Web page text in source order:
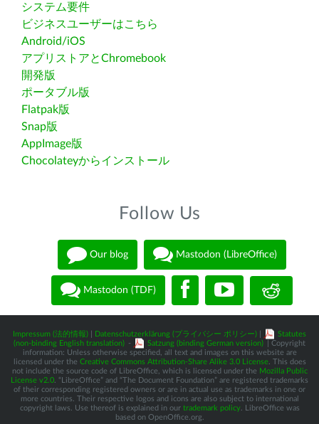
システム要件
ビジネスユーザーはこちら
Android/iOS
アプリストアとChromebook
開発版
ポータブル版
Flatpak版
Snap版
AppImage版
Chocolateyからインストール
Follow Us
Our blog Mastodon (LibreOffice)
Mastodon (TDF)
Impressum (法的情報) Datenschutzerklärung (プライバシー ポリシー)
Statutes
(non-binding English translation) - Satzung (binding German version)
| Copyright
information: Unless otherwise specified, all text and images on this website are
licensed under the Creative Commons Attribution-Share Alike 3.0 License. This does
not include the source code of LibreOffice, which is licensed under the Mozilla Public
License v2.0 . “LibreOffice” and “The Document Foundation” are registered trademarks
of their corresponding registered owners or are in actual use as trademarks in one or
more countries. Their respective logos and icons are also subject to international
copyright laws. Use thereof is explained in our trademark policy. LibreOffice was
based on OpenOffice.org.